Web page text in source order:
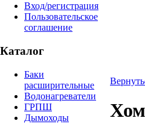
Вход/регистрация
Пользовательское
соглашение
Каталог
Баки
расширительные
Водонагреватели
ГРПШ
Дымоходы